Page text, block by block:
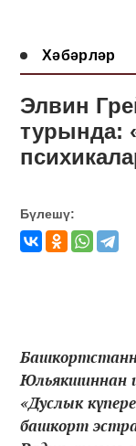
Хәбәрләр
Элвин
турында:
Бүлешү:
Юльякшиннан
«Дуслык
башкорт